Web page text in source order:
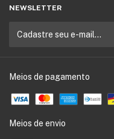
NEWSLETTER
Meios de pagamento
Meios de envio